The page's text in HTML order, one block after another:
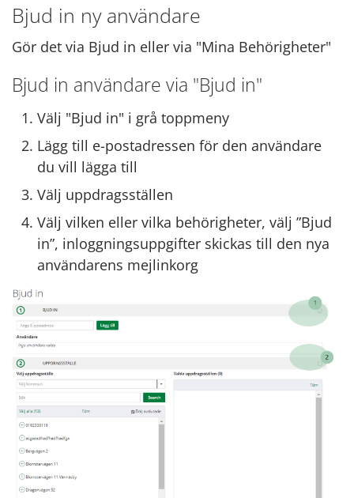
Bjud in ny användare
Gör det via Bjud in eller via "Mina Behörigheter"
Bjud in användare via "Bjud in"
Välj "Bjud in" i grå toppmeny
Lägg till e-postadressen för den användare
du vill lägga till
Välj uppdragsställen
Välj vilken eller vilka behörigheter, välj ”Bjud
in”, inloggningsuppgifter skickas till den nya
användarens mejlinkorg